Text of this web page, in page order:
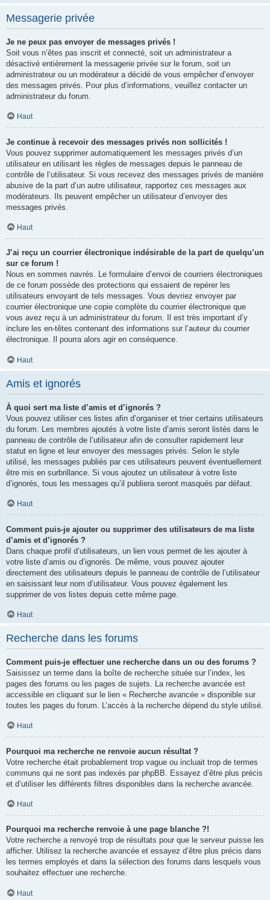
Messagerie privée
Je ne peux pas envoyer de messages privés !
Soit vous n’êtes pas inscrit et connecté, soit un administrateur a
désactivé entièrement la messagerie privée sur le forum, soit un
administrateur ou un modérateur a décidé de vous empêcher d’envoyer
des messages privés. Pour plus d’informations, veuillez contacter un
administrateur du forum.
Haut
Je continue à recevoir des messages privés non sollicités !
Vous pouvez supprimer automatiquement les messages privés d’un
utilisateur en utilisant les règles de messages depuis le panneau de
contrôle de l’utilisateur. Si vous recevez des messages privés de manière
abusive de la part d’un autre utilisateur, rapportez ces messages aux
modérateurs. Ils peuvent empêcher un utilisateur d’envoyer des
messages privés.
Haut
J’ai reçu un courrier électronique indésirable de la part de quelqu’un
sur ce forum !
Nous en sommes navrés. Le formulaire d’envoi de courriers électroniques
de ce forum possède des protections qui essaient de repérer les
utilisateurs envoyant de tels messages. Vous devriez envoyer par
courrier électronique une copie complète du courrier électronique que
vous avez reçu à un administrateur du forum. Il est très important d’y
inclure les en-têtes contenant des informations sur l’auteur du courrier
électronique. Il pourra alors agir en conséquence.
Haut
Amis et ignorés
À quoi sert ma liste d’amis et d’ignorés ?
Vous pouvez utiliser ces listes afin d’organiser et trier certains utilisateurs
du forum. Les membres ajoutés à votre liste d’amis seront listés dans le
panneau de contrôle de l’utilisateur afin de consulter rapidement leur
statut en ligne et leur envoyer des messages privés. Selon le style
utilisé, les messages publiés par ces utilisateurs peuvent éventuellement
être mis en surbrillance. Si vous ajoutez un utilisateur à votre liste
d’ignorés, tous les messages qu’il publiera seront masqués par défaut.
Haut
Comment puis-je ajouter ou supprimer des utilisateurs de ma liste
d’amis et d’ignorés ?
Dans chaque profil d’utilisateurs, un lien vous permet de les ajouter à
votre liste d’amis ou d’ignorés. De même, vous pouvez ajouter
directement des utilisateurs depuis le panneau de contrôle de l’utilisateur
en saisissant leur nom d’utilisateur. Vous pouvez également les
supprimer de vos listes depuis cette même page.
Haut
Recherche dans les forums
Comment puis-je effectuer une recherche dans un ou des forums ?
Saisissez un terme dans la boîte de recherche située sur l’index, les
pages des forums ou les pages de sujets. La recherche avancée est
accessible en cliquant sur le lien « Recherche avancée » disponible sur
toutes les pages du forum. L’accès à la recherche dépend du style utilisé.
Haut
Pourquoi ma recherche ne renvoie aucun résultat ?
Votre recherche était probablement trop vague ou incluait trop de termes
communs qui ne sont pas indexés par phpBB. Essayez d’être plus précis
et d’utiliser les différents filtres disponibles dans la recherche avancée.
Haut
Pourquoi ma recherche renvoie à une page blanche ?!
Votre recherche a renvoyé trop de résultats pour que le serveur puisse les
afficher. Utilisez la recherche avancée et essayez d’être plus précis dans
les termes employés et dans la sélection des forums dans lesquels vous
souhaitez effectuer une recherche.
Haut